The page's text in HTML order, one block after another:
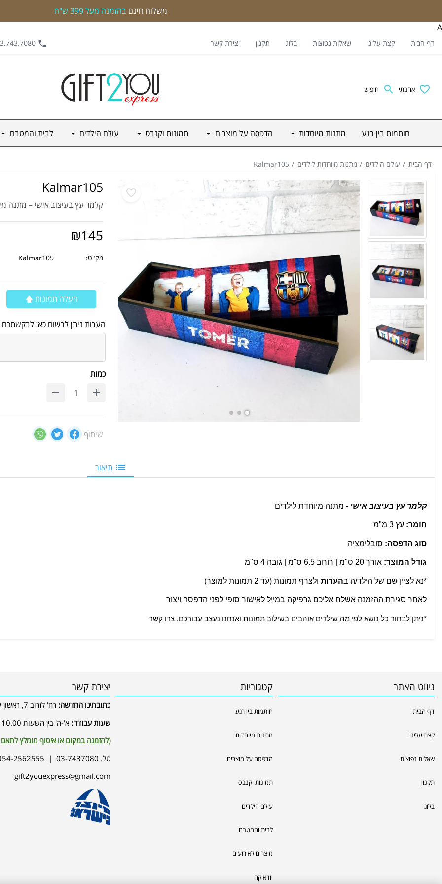
משלוח חינםבהזמנה מעל 399 ש"ח
A
דף הבית קצת עלינו שאלות נפוצות בלוג תקנון יצירת קשר | 0542.562.555
אהבתי חיפוש
חותמות בין רגע מתנות מיוחדות הדפסה על מוצרים תמונות וקנבס עולם הילדים לבית והמטבח
דף הבית עולם הילדים מתנות מיוחדות לילדים Kalmar105
Kalmar105
קלמר עץ בעיצוב אישי – מתנה
₪145
מק"ט: Kalmar105
העלה תמונות 🡅
הערות ניתן לרשום כאן לבקשתכם
כמות
שיתוף
תיאור
קלמר עץ בעיצוב אישי - מתנה מיוחדת לילדים
חומר: עץ 3 מ"מ
סוג הדפסה: סובלימציה
גודל המוצר: אורך 20 ס"מ | רוחב 6.5 ס"מ | גובה 4 ס"מ
*נא לציין שם של הילד/ה בהערות ולצרף תמונות (עד 2 תמונות למוצר)
לאחר סגירת ההזמנה אשלח אליכם גרפיקה במייל לאישור סופי לפני הדפסה ויצור
*ניתן לבחור כל נושא לפי מה שילדים אוהבים בשילוב תמונות ואנחנו נעצב עבורכם. צרו קשר
ניווט האתר
דף הבית
קצת עלינו
שאלות נפוצות
תקנון
בלוג
קטגוריות
חותמות בין רגע
מתנות מיוחדות
הדפסה על מוצרים
תמונות וקנבס
עולם הילדים
לבית והמטבח
מוצרים לאירועים
יודאיקה
יצירת קשר
כתובתינו החדשה: רח' לזרוב 7, ראשון לציון
שעות עבודה: א'-ה' בין השעות 10.00 / 17.00
(להזמנה במקום או איסוף מומלץ
טל. 03-7437080 | 054-2562555
gift2youexpress@gmail.com